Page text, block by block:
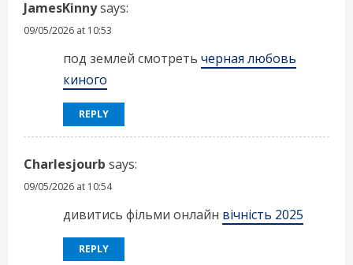
JamesKinnysays:
09/05/2026 at 10:53
под землей смотреть черная любовь
киного
REPLY
Charlesjourb says:
09/05/2026 at 10:54
дивитись фільми онлайн вічність 2025
REPLY